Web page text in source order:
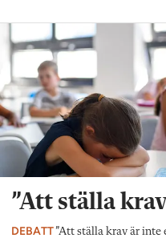
”Att ställa
DEBATT”Att ställa krav är inte